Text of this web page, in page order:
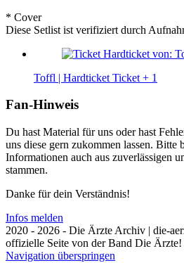
* Cover
Diese Setlist ist verifiziert durch
Toffl | Hardticket Ticket + 1
Fan-Hinweis
Du hast Material für uns oder hast
uns diese gern zukommen lassen. Bitte
Informationen auch aus zuverlässigen
stammen.
Danke für dein Verständnis!
Infos melden
2020 - 2026 - Die Ärzte Archiv | die-
offizielle Seite von der Band Die Ärzte!
Navigation überspringen